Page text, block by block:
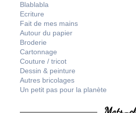
Blablabla
Ecriture
Fait de mes mains
Autour du papier
Broderie
Cartonnage
Couture / tricot
Dessin & peinture
Autres bricolages
Un petit pas pour la planète